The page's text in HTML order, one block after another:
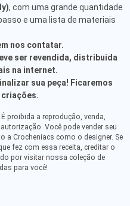
, com uma grande quantidade
e uma lista de materiais
nos contatar.
ser revendida, distribuida
na internet.
sua peça! Ficaremos
criações.
proibida a reprodução, venda,
Você pode vender seu
a Crocheniacs como o designer. Se
fez com essa receita, creditar o
por visitar nossa coleção de
para você!